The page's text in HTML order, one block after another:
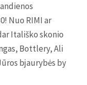
Nuo RIMI ar
Itališko skonio
Bottlery, Ali
bjaurybės by